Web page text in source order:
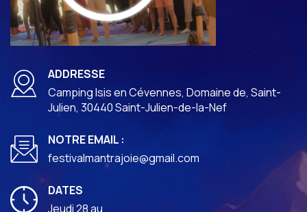
ADDRESSE
Camping Isis en Cévennes, Domaine de, Saint-
Julien, 30440 Saint-Julien-de-la-Nef
NOTRE EMAIL :
festivalmantrajoie@gmail.com
DATES
Jeudi 28 au